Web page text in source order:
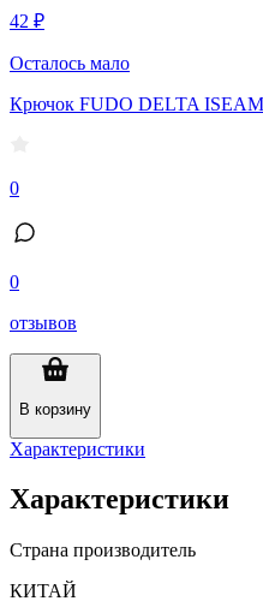
42 ₽
Осталось мало
Крючок FUDO DELTA
0
0
отзывов
В корзину
Характеристики
Характеристики
Страна производитель
КИТАЙ